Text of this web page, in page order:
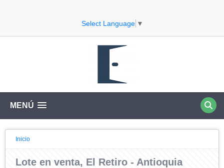
Select Language ▼
MENÚ
Inicio
Lote en venta, El Retiro - Antioquia